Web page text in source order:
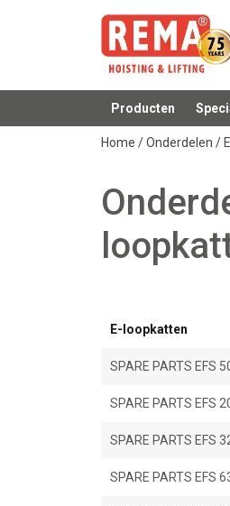
Producten
toegevoegd aan
Home /Onderdelen /
E-loopkatten
SPARE PARTS EFS
SPARE PARTS EFS
SPARE PARTS EFS
SPARE PARTS EFS